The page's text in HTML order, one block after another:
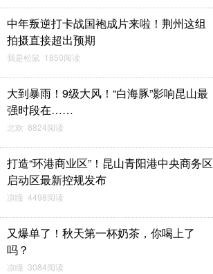
中年叛逆打卡战国袍成片来啦！荆州这组
拍摄直接超出预期
我是松鼠 1850阅读
大到暴雨！9级大风！“白海豚”影响昆山最
强时段在……
北欢 8824阅读
打造“环港商业区”！昆山青阳港中央商务区
启动区最新控规发布
凉瞳 4498阅读
又爆单了！秋天第一杯奶茶，你喝上了
吗？
凉瞳 3084阅读